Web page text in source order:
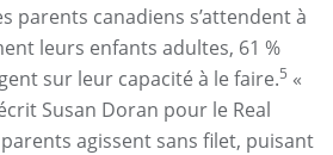
parents canadiens s’attendent à
leurs enfants adultes, 61 %
sur leur capacité à le faire.5 «
Susan Doran pour le Real
agissent sans filet, puisant